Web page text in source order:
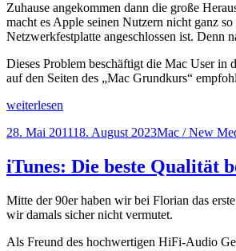
Zuhause angekommen dann die große
macht es Apple seinen Nutzern nicht ganz
Netzwerkfestplatte angeschlossen ist. Denn
Dieses Problem beschäftigt die Mac User in
auf den Seiten des „Mac Grundkurs“
Time
Backup
neue
Festplatte
weiterlesen
Veröffentlicht
28. Mai 201118. August 2023Kategorien
Mac / New
iTunes: Die beste Qualität
Mitte der 90er haben wir bei Florian das
wir damals sicher nicht vermutet.
Als Freund des hochwertigen HiFi-Audio